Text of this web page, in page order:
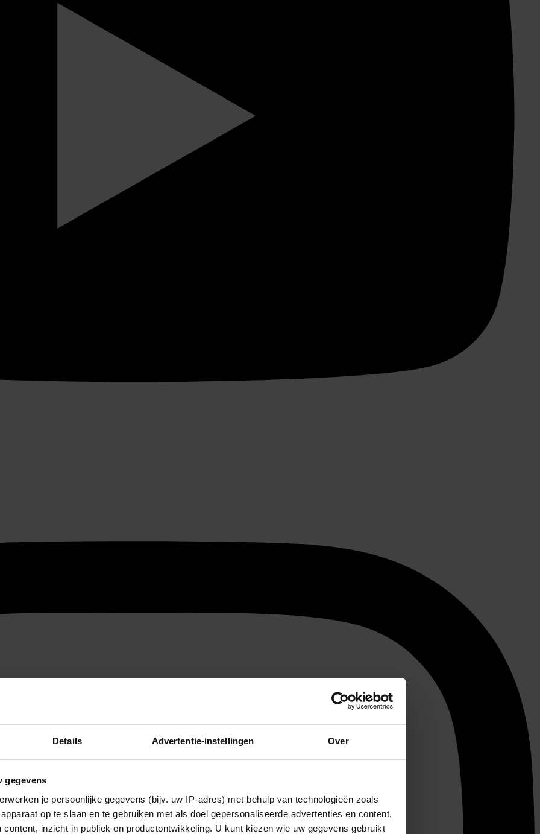
Details Advertentie-instellingen Over
gegevens
je persoonlijke gegevens (bijv. uw IP-adres) met behulp van technologieën zoals
op te slaan en te gebruiken met als doel gepersonaliseerde advertenties en content,
content, inzicht in publiek en productontwikkeling. U kunt kiezen wie uw gegevens gebruikt